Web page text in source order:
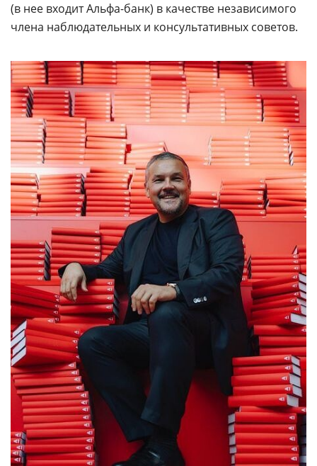
(в нее входит Альфа-банк) в качестве независимого
члена наблюдательных и консультативных советов.